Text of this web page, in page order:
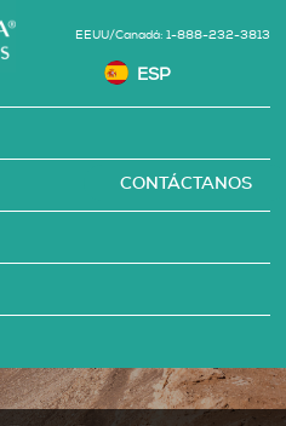
EEUU/Canadá: 1-888-232-3813
CONTÁCTANOS